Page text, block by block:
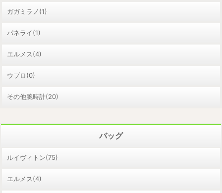
ガガミラノ(1)
パネライ(1)
エルメス(4)
ウブロ(0)
その他腕時計(20)
バッグ
ルイヴィトン(75)
エルメス(4)